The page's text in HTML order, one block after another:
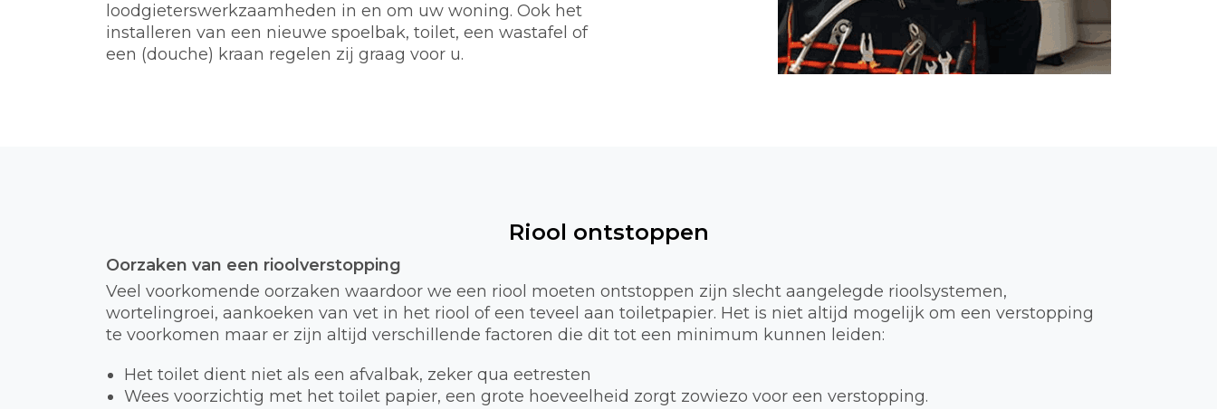
loodgieterswerkzaamheden in en om uw woning. Ook het
installeren van een nieuwe spoelbak, toilet, een wastafel of
een (douche) kraan regelen zij graag voor u.
Riool ontstoppen
Oorzaken van een rioolverstopping
Veel voorkomende oorzaken waardoor we een riool moeten ontstoppen zijn slecht aangelegde rioolsystemen,
wortelingroei, aankoeken van vet in het riool of een teveel aan toiletpapier. Het is niet altijd mogelijk om een verstopping
te voorkomen maar er zijn altijd verschillende factoren die dit tot een minimum kunnen leiden:
Het toilet dient niet als een afvalbak, zeker qua eetresten
Wees voorzichtig met het toilet papier, een grote hoeveelheid zorgt zowiezo voor een verstopping.